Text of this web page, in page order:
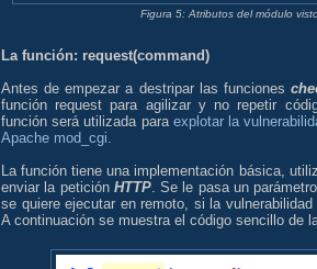
Figura 5: Atributos del módulo
La función: request(command)
Antes de empezar a destripar las funciones
función request para agilizar y no repetir
función será utilizada para explotar la
Apache mod_cgi.
La función tiene una implementación básica,
enviar la petición HTTP. Se le pasa un
se quiere ejecutar en remoto, si la
A continuación se muestra el código sencillo de